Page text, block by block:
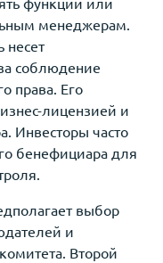
менеджерам.
несет
соблюдение
права. Его
лицензией и
Инвесторы часто
бенефициара для
выбор
и
Второй